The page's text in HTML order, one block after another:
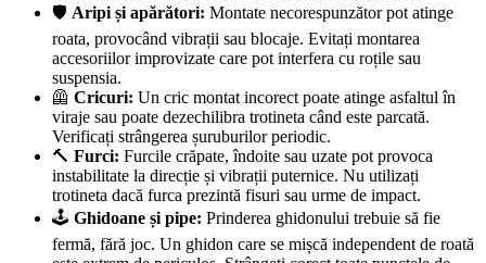
🛡️ Aripi și apărători: Montate necorespunzător pot atinge
roata, provocând vibrații sau blocaje. Evitați montarea
accesoriilor improvizate care pot interfera cu roțile sau
suspensia.
🦺 Cricuri: Un cric montat incorect poate atinge asfaltul în
viraje sau poate dezechilibra trotineta când este parcată.
Verificați strângerea șuruburilor periodic.
🔨 Furci: Furcile crăpate, îndoite sau uzate pot provoca
instabilitate la direcție și vibrații puternice. Nu utilizați
trotineta dacă furca prezintă fisuri sau urme de impact.
🕹️ Ghidoane și pipe: Prinderea ghidonului trebuie să fie
fermă, fără joc. Un ghidon care se mișcă independent de roată